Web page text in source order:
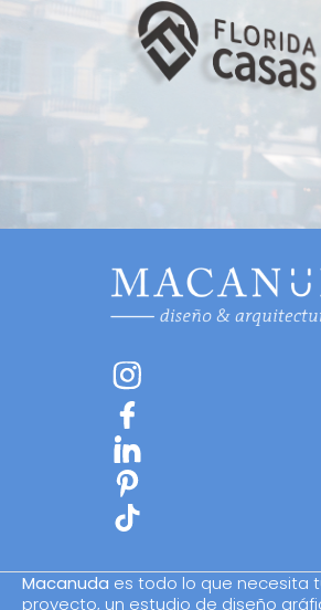
Macanuda es todo lo que necesita
proyecto, un estudio de diseño